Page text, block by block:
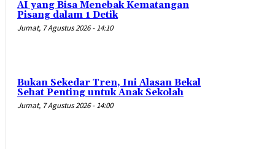
AI yang Bisa Menebak Kematangan
Pisang dalam 1 Detik
Jumat, 7 Agustus 2026 - 14:10
Bukan Sekedar Tren, Ini Alasan Bekal
Sehat Penting untuk Anak Sekolah
Jumat, 7 Agustus 2026 - 14:00